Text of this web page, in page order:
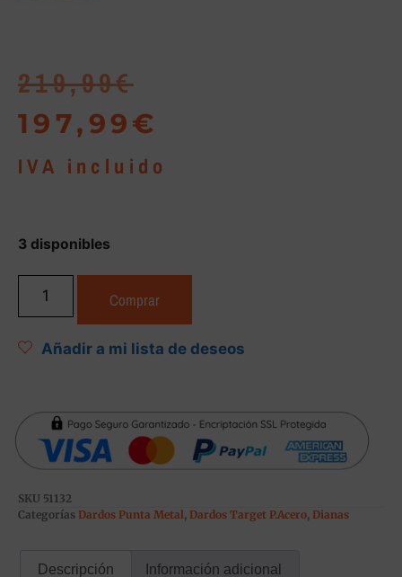
219,99€
197,99€
IVA incluido
3 disponibles
Comprar
Añadir a mi lista de deseos
SKU 51132
Categorías Dardos Punta Metal, Dardos Target P.Acero, Dianas
Descripción Información adicional